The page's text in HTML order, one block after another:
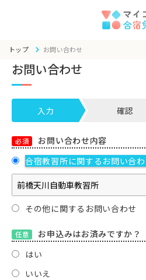
トップ お問い合わせ
お問い合わせ
入力 確認
必須
お問い合わせ内容
合宿教習所に関するお問い合
その他に関するお問い合わせ
任意
お申込みはお済みですか？
はい
いいえ